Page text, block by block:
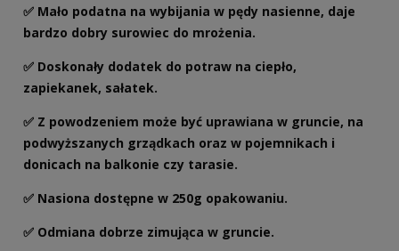
✅ Mało podatna na wybijania w pędy nasienne, daje
bardzo dobry surowiec do mrożenia.
✅ Doskonały dodatek do potraw na ciepło,
zapiekanek, sałatek.
✅ Z powodzeniem może być uprawiana w gruncie, na
podwyższanych grządkach oraz w pojemnikach i
donicach na balkonie czy tarasie.
✅ Nasiona dostępne w 250g opakowaniu.
✅ Odmiana dobrze zimująca w gruncie.